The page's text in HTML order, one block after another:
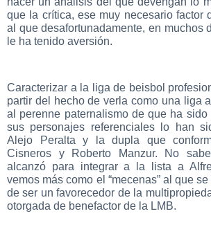
que la crítica, ese muy necesario factor
al que desafortunadamente, en muchos
le ha tenido aversión.
Caracterizar a la liga de beisbol
partir del hecho de verla como una liga
al perenne paternalismo de que ha sido
sus personajes referenciales lo han
Alejo Peralta y la dupla que
Cisneros y Roberto Manzur. No
alcanzó para integrar a la lista a
vemos más como el “mecenas” al que
de ser un favorecedor de la
otorgada de benefactor de la LMB.